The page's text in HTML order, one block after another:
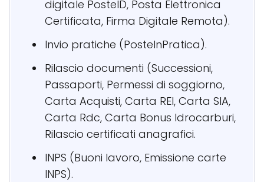
digitale PosteID, Posta Elettronica
Certificata, Firma Digitale Remota).
Invio pratiche (PosteInPratica).
Rilascio documenti (Successioni,
Passaporti, Permessi di soggiorno,
Carta Acquisti, Carta REI, Carta SIA,
Carta Rdc, Carta Bonus Idrocarburi,
Rilascio certificati anagrafici.
INPS (Buoni lavoro, Emissione carte
INPS).